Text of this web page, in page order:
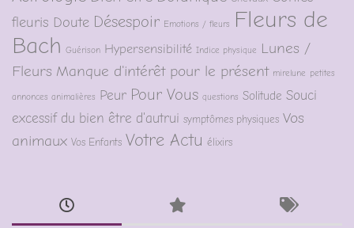
fleuris Doute Désespoir Emotions / fleurs
Fleurs de
Bach Guérison Hypersensibilité Indice physique
Lunes /
Fleurs Manque d'intérêt pour le présent mirelune petites
annonces animalières Peur Pour Vous questions Solitude Souci
excessif du bien être d'autrui symptômes physiques Vos
animaux Vos Enfants Votre Actu élixirs